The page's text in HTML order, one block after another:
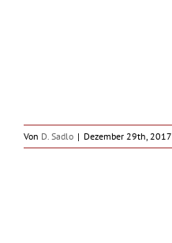
Von D. Sadlo | Dezember 29th, 2017